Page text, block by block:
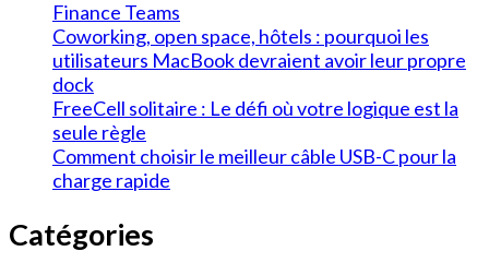
Finance Teams
Coworking, open space, hôtels : pourquoi les
utilisateurs MacBook devraient avoir leur propre
dock
FreeCell solitaire : Le défi où votre logique est la
seule règle
Comment choisir le meilleur câble USB-C pour la
charge rapide
Catégories